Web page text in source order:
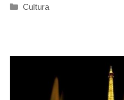
Categorie
Cultura